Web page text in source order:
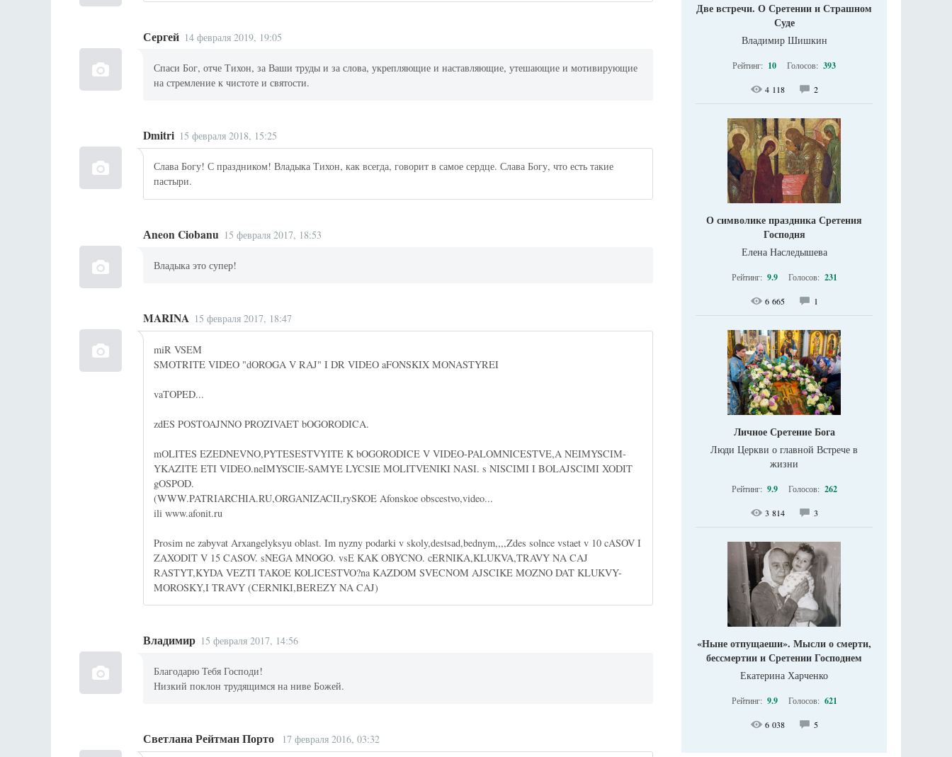
Сергей 14 февраля 2019, 19:05
Спаси Бог, отче Тихон, за Ваши труды и за слова, укрепляющие и наставляющие, утешающие и мотивирующие
на стремление к чистоте и святости.
Dmitri 15 февраля 2018, 15:25
Слава Богу! С праздником! Владыка Тихон, как всегда, говорит в самое сердце. Слава Богу, что есть такие
пастыри.
Аneon Ciobanu 15 февраля 2017, 18:53
Владыка это супер!
MARINA 15 февраля 2017, 18:47
miR VSEM
SMOTRITE VIDEO "dOROGA V RAJ" I DR VIDEO aFONSKIX MONASTYREI
vaTOPED...
zdES POSTOAJNNO PROZIVAET bOGORODICA.
mOLITES EZEDNEVNO,PYTESESTVYITE K bOGORODICE V VIDEO-PALOMNICESTVE,A NEIMYSCIM-
YKAZITE ETI VIDEO.neIMYSCIE-SAMYE LYCSIE MOLITVENIKI NASI. s NISCIMI I BOLAJSCIMI XODIT
gOSPOD.
(WWW.PATRIARCHIA.RU,ORGANIZACII,rySKOE Afonskoe obscestvo,video...
ili www.afonit.ru
Prosim ne zabyvat Arxangelyksyu oblast. Im nyzny podarki v skoly,destsad,bednym,,,,Zdes solnce vstaet v 10 cASOV I
ZAXODIT V 15 CASOV. sNEGA MNOGO. vsE KAK OBYCNO. cERNIKA,KLUKVA,TRAVY NA CAJ
RASTYT,KYDA VEZTI TAKOE KOLICESTVO?na KAZDOM SVECNOM AJSCIKE MOZNO DAT KLUKVY-
MOROSKY,I TRAVY (CERNIKI,BEREZY NA CAJ)
Владимир 15 февраля 2017, 14:56
Благодарю Тебя Господи!
Низкий поклон трудящимся на ниве Божей.
Светлана Рейтман Порто 17 февраля 2016, 03:32
Две встречи. О Сретении и Страшном
Суде
Владимир Шишкин
Рейтинг: 10 Голосов: 393
4 118 2
О символике праздника Сретения
Господня
Елена Наследышева
Рейтинг: 9.9 Голосов: 231
6 665 1
Личное Сретение Бога
Люди Церкви о главной Встрече в
жизни
Рейтинг: 9.9 Голосов: 262
3 814 3
«Ныне отпущаеши». Мысли о смерти,
бессмертии и Сретении Господнем
Екатерина Харченко
Рейтинг: 9.9 Голосов: 621
6 038 5